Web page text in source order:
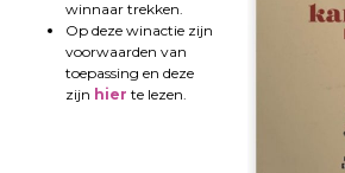
winnaar trekken.
Op deze winactie zijn
voorwaarden van
toepassing en deze
zijn hier te lezen.